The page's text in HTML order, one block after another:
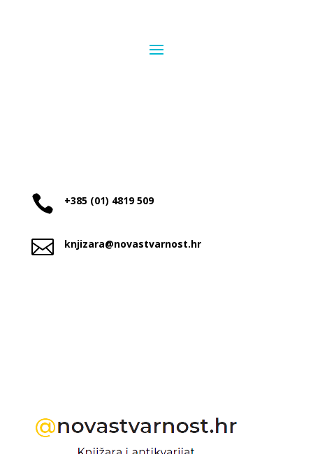
 +385 (01) 4819 509
 knjizara@novastvarnost.hr